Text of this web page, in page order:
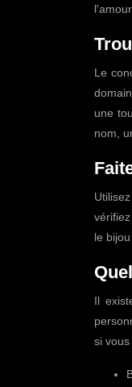
Le
une
nom,
le
Il
si